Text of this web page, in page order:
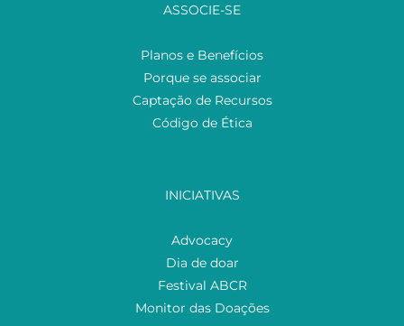
ASSOCIE-SE
Planos e Benefícios
Porque se associar
Captação de Recursos
Código de Ética
INICIATIVAS
Advocacy
Dia de doar
Festival ABCR
Monitor das Doações